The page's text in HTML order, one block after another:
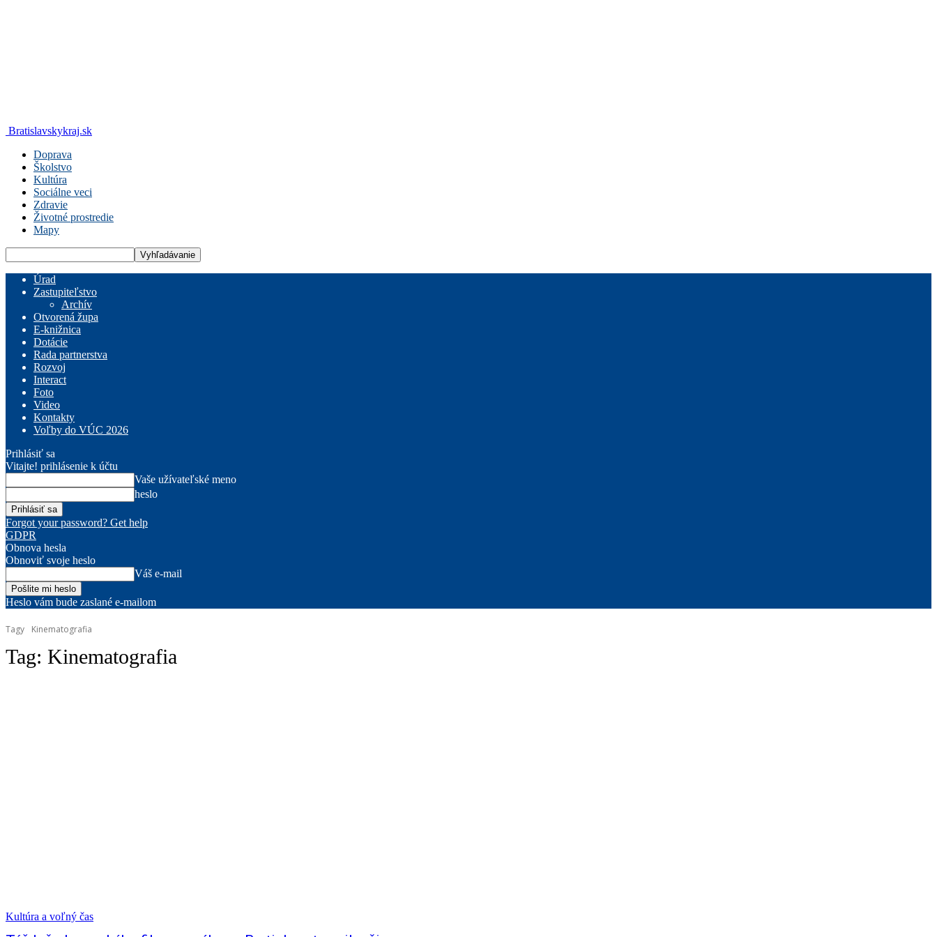
Bratislavskykraj.sk
Doprava
Školstvo
Kultúra
Sociálne veci
Zdravie
Životné prostredie
Mapy
Úrad
Zastupiteľstvo
Archív
Otvorená župa
E-knižnica
Dotácie
Rada partnerstva
Rozvoj
Interact
Foto
Video
Kontakty
Voľby do VÚC 2026
Prihlásiť sa
Vitajte! prihlásenie k účtu
Vaše užívateľské meno
heslo
Forgot your password? Get help
GDPR
Obnova hesla
Obnoviť svoje heslo
Váš e-mail
Heslo vám bude zaslané e-mailom
Tagy Kinematografia
Tag: Kinematografia
Kultúra a voľný čas